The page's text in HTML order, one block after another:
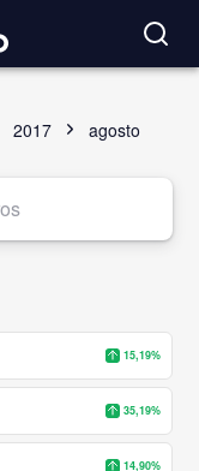
2017 agosto
15,19%
35,19%
14,90%